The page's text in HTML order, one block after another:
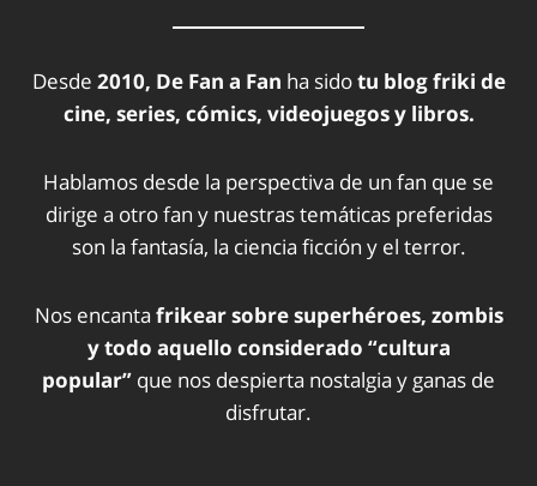
Desde 2010, De Fan a Fan ha sidotu blog friki de
cine, series, cómics, videojuegos y libros.
Hablamos desde la perspectiva de un fan que se
dirige a otro fan y nuestras temáticas preferidas
son la fantasía, la ciencia ficción y el terror.
Nos encanta frikear sobre superhéroes, zombis
y todo aquello considerado “cultura
popular” que nos despierta nostalgia y ganas de
disfrutar.